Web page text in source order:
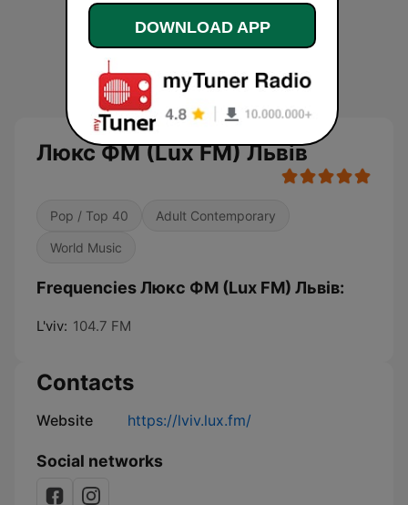
Люкс ФМ (Lux FM) Львів
Pop / Top 40 Adult Contemporary
World Music
Frequencies Люкс ФМ (Lux FM) Львів:
L'viv: 104.7 FM
Contacts
Website https://lviv.lux.fm/
Social networks
DOWNLOAD APP